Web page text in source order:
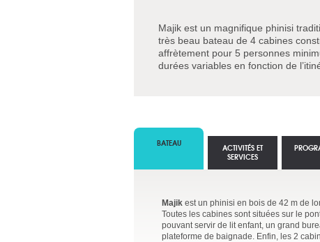
Majik est un magnifique phinisi
très beau bateau de 4 cabines
affrètement pour 5 personnes
durées variables en fonction de
BATEAU
Majik est un phinisi en bois de 42 m de
Toutes les cabines sont situées sur le
pouvant servir de lit enfant, un grand
plateforme de baignade. Enfin, les 2
ACTIVITÉS ET
SERVICES